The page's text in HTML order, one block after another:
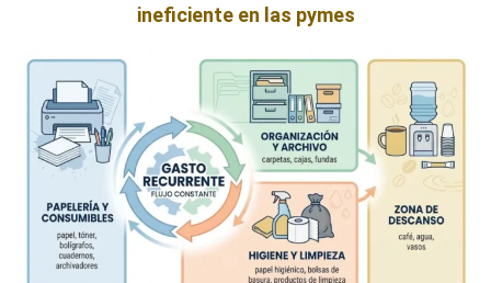
ineficiente en las pymes